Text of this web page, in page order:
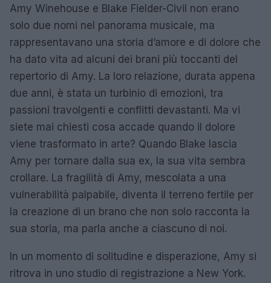
Amy Winehouse e Blake Fielder-Civil non erano
solo due nomi nel panorama musicale, ma
rappresentavano una storia d’amore e di dolore che
ha dato vita ad alcuni dei brani più toccanti del
repertorio di Amy. La loro relazione, durata appena
due anni, è stata un turbinio di emozioni, tra
passioni travolgenti e conflitti devastanti. Ma vi
siete mai chiesti cosa accade quando il dolore
viene trasformato in arte? Quando Blake lascia
Amy per tornare dalla sua ex, la sua vita sembra
crollare. La fragilità di Amy, mescolata a una
vulnerabilità palpabile, diventa il terreno fertile per
la creazione di un brano che non solo racconta la
sua storia, ma parla anche a ciascuno di noi.
In un momento di solitudine e disperazione, Amy si
ritrova in uno studio di registrazione a New York.